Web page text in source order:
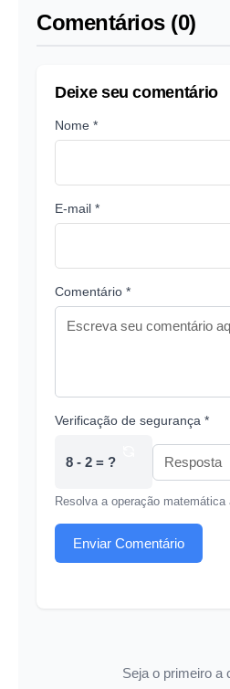
Comentários (0)
Deixe seu comentário
Nome *
E-mail *
Comentário *
Verificação de segurança *
8 - 2 = ?
Resolva a operação matemática
Enviar Comentário
Seja o primeiro a